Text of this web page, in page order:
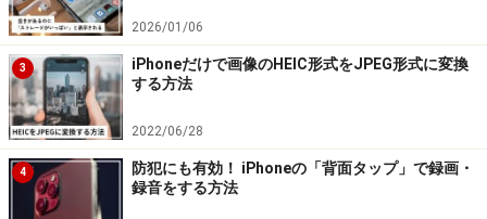
2. 登録した交通系ICカードをエクスプレス
カードとして設定する
登録した交通系ICカードを「エクスプレスカード」とし
て登録すると、カードを使用するときに、生体認証
（Face ID／Touch ID）が不要になります。
必須ではありませんが、非常に便利なので設定しておく
2026/01/06
3
iPhoneだけで画像のHEIC形式をJPEG形式に変換
する方法
2022/06/28
4
防犯にも有効！ iPhoneの「背面タップ」で録画・
録音をする方法